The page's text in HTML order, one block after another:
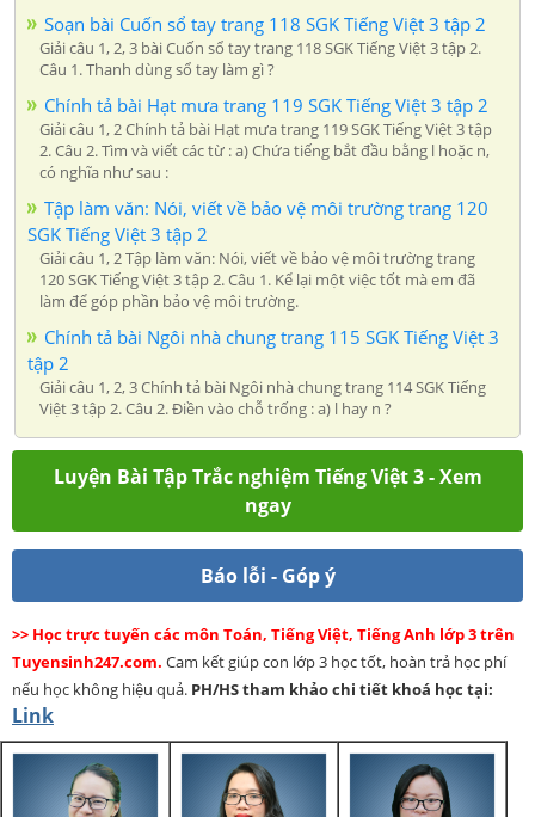
Soạn bài Cuốn sổ tay trang 118 SGK Tiếng Việt 3 tập 2
Giải câu 1, 2, 3 bài Cuốn sổ tay trang 118 SGK Tiếng Việt 3 tập 2.
Câu 1. Thanh dùng sổ tay làm gì ?
Chính tả bài Hạt mưa trang 119 SGK Tiếng Việt 3 tập 2
Giải câu 1, 2 Chính tả bài Hạt mưa trang 119 SGK Tiếng Việt 3 tập
2. Câu 2. Tìm và viết các từ : a) Chứa tiếng bắt đầu bằng l hoặc n,
có nghĩa như sau :
Tập làm văn: Nói, viết về bảo vệ môi trường trang 120
SGK Tiếng Việt 3 tập 2
Giải câu 1, 2 Tập làm văn: Nói, viết về bảo vệ môi trường trang
120 SGK Tiếng Việt 3 tập 2. Câu 1. Kể lại một việc tốt mà em đã
làm để góp phần bảo vệ môi trường.
Chính tả bài Ngôi nhà chung trang 115 SGK Tiếng Việt 3
tập 2
Giải câu 1, 2, 3 Chính tả bài Ngôi nhà chung trang 114 SGK Tiếng
Việt 3 tập 2. Câu 2. Điền vào chỗ trống : a) l hay n ?
Luyện Bài Tập Trắc nghiệm Tiếng Việt 3 - Xem
ngay
Báo lỗi - Góp ý
>> Học trực tuyến các môn Toán, Tiếng Việt, Tiếng Anh lớp 3 trên
Tuyensinh247.com. Cam kết giúp con lớp 3 học tốt, hoàn trả học phí
nếu học không hiệu quả. PH/HStham khảo chi tiết khoá học tại:
Link